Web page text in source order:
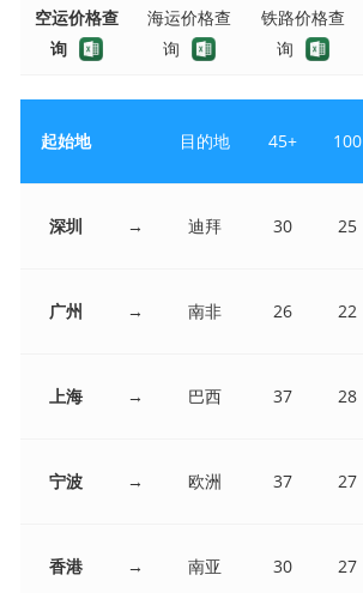
空运价格查
询
海运价格查
询
铁路价格查
询
起始地 目的地 45+ 100
深圳 → 迪拜 30 25
广州 → 南非 26 22
上海 → 巴西 37 28
宁波 → 欧洲 37 27
香港 → 南亚 30 27